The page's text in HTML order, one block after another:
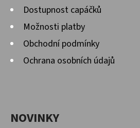
Dostupnost capáčků
Možnosti platby
Obchodní podmínky
Ochrana osobních údajů
NOVINKY